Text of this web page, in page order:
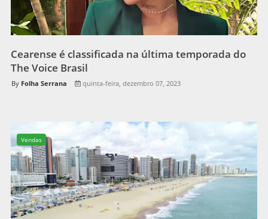
Cearense é classificada na última temporada do
The Voice Brasil
Folha Serrana quinta-feira, dezembro 07, 2023
Vendas